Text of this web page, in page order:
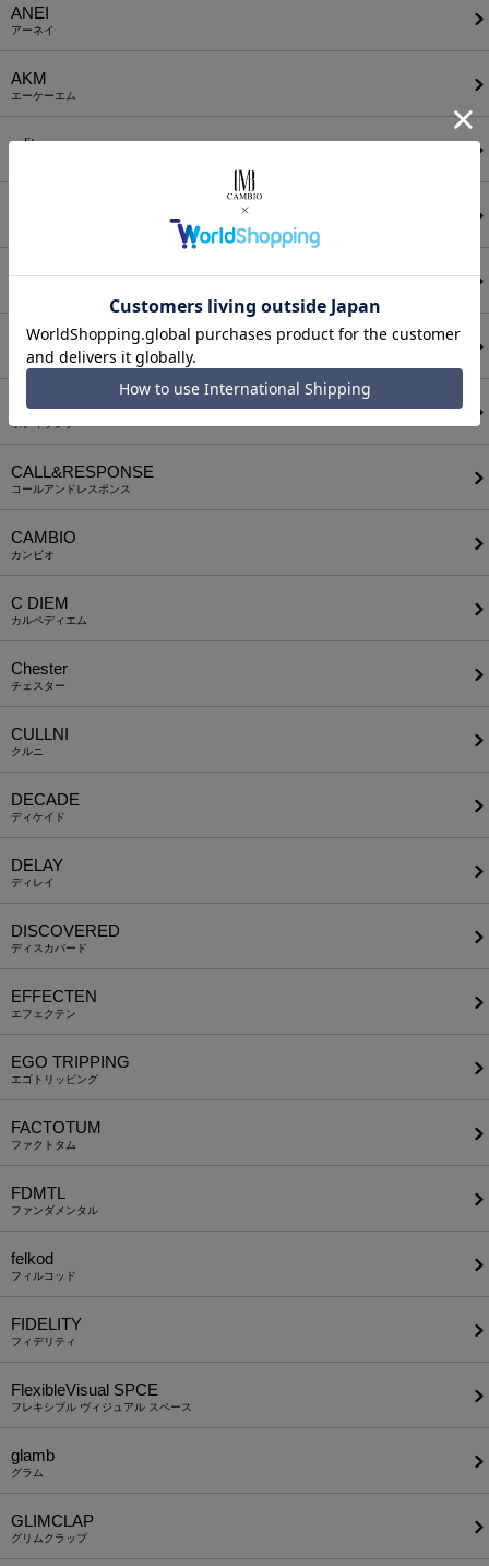
ANEI
アーネイ
AKM
エーケーエム
a lit r
ATTACHMENT
AUI NITE
アウィナイト
BODYSONG.
ボディソング
CALL&RESPONSE
コールアンドレスポンス
CAMBIO
カンビオ
C DIEM
カルペディエム
Chester
チェスター
CULLNI
クルニ
DECADE
ディケイド
DELAY
ディレイ
DISCOVERED
ディスカバード
EFFECTEN
エフェクテン
EGO TRIPPING
エゴトリッピング
FACTOTUM
ファクトタム
FDMTL
ファンダメンタル
felkod
フィルコッド
FIDELITY
フィデリティ
FlexibleVisual SPCE
フレキシブル ヴィジュアル スペース
glamb
グラム
GLIMCLAP
グリムクラップ